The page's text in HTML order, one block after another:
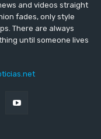
and videos straight
fades, only style
There are always
until someone lives